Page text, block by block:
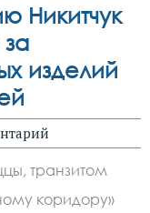
Никитчук
изделий
транзитом
коридору»